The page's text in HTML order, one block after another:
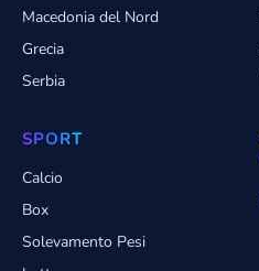
Macedonia del Nord
Grecia
Serbia
SPORT
Calcio
Box
Solevamento Pesi